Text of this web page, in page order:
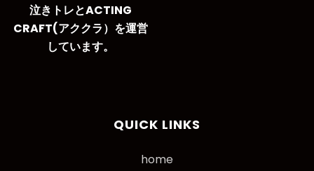
泣きトレとACTING
CRAFT(アククラ）を運営
しています。
QUICK LINKS
home